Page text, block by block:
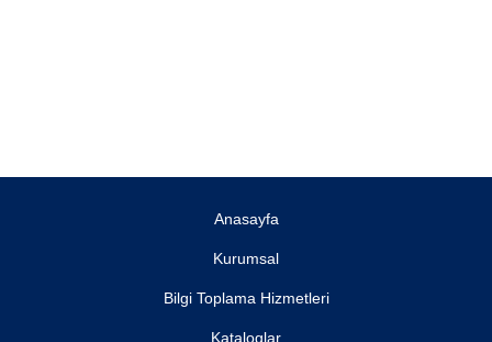
Anasayfa
Kurumsal
Bilgi Toplama Hizmetleri
Kataloglar